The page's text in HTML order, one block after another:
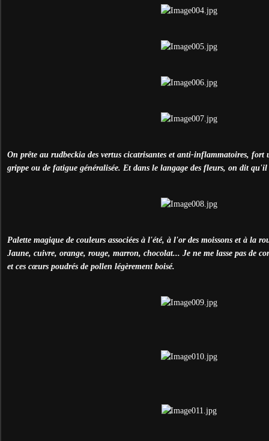
On prête au rudbeckia des vertus cicatrisantes et anti-inflammatoires, fort
grippe ou de fatigue généralisée. Et dans le langage des fleurs, on dit
Palette magique de couleurs associées à l'été, à l'or des moissons et à la
Jaune, cuivre, orange, rouge, marron, chocolat... Je ne me lasse pas de
et ces cœurs poudrés de pollen légèrement boisé.